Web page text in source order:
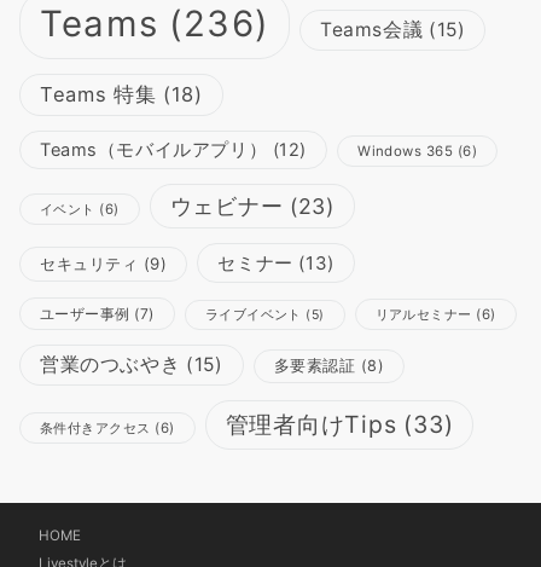
Teams (236) Teams会議 (15)
Teams 特集 (18)
Teams（モバイルアプリ） (12) Windows 365 (6)
イベント (6) ウェビナー (23)
セキュリティ (9) セミナー (13)
ユーザー事例 (7) ライブイベント (5) リアルセミナー (6)
営業のつぶやき (15) 多要素認証 (8)
条件付きアクセス (6) 管理者向けTips (33)
HOME
Livestyleとは